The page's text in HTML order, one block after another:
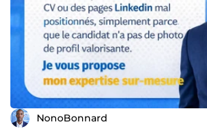
NonoBonnard